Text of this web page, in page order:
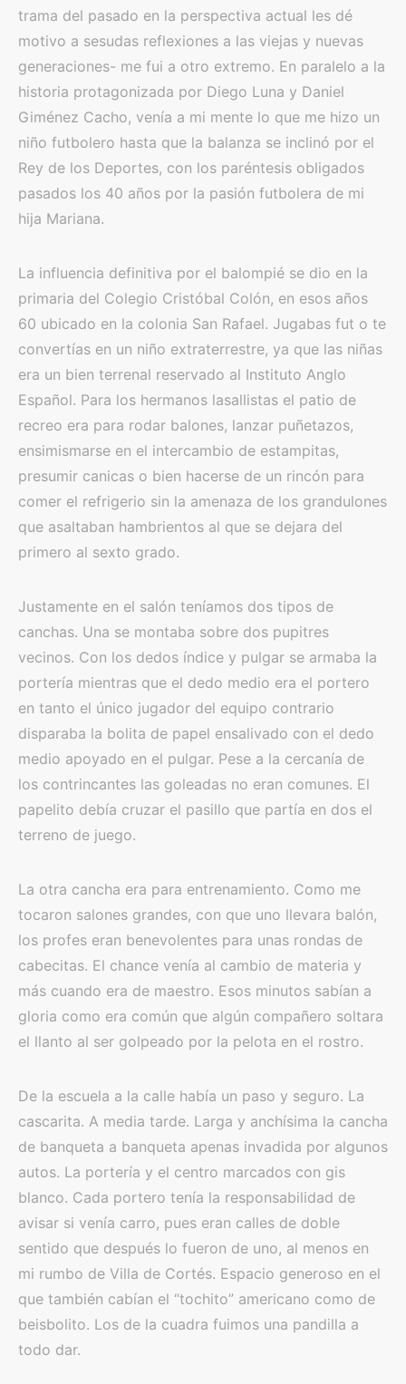
trama del pasado en la perspectiva actual les dé
motivo a sesudas reflexiones a las viejas y nuevas
generaciones- me fui a otro extremo. En paralelo a la
historia protagonizada por Diego Luna y Daniel
Giménez Cacho, venía a mi mente lo que me hizo un
niño futbolero hasta que la balanza se inclinó por el
Rey de los Deportes, con los paréntesis obligados
pasados los 40 años por la pasión futbolera de mi
hija Mariana.
La influencia definitiva por el balompié se dio en la
primaria del Colegio Cristóbal Colón, en esos años
60 ubicado en la colonia San Rafael. Jugabas fut o te
convertías en un niño extraterrestre, ya que las niñas
era un bien terrenal reservado al Instituto Anglo
Español. Para los hermanos lasallistas el patio de
recreo era para rodar balones, lanzar puñetazos,
ensimismarse en el intercambio de estampitas,
presumir canicas o bien hacerse de un rincón para
comer el refrigerio sin la amenaza de los grandulones
que asaltaban hambrientos al que se dejara del
primero al sexto grado.
Justamente en el salón teníamos dos tipos de
canchas. Una se montaba sobre dos pupitres
vecinos. Con los dedos índice y pulgar se armaba la
portería mientras que el dedo medio era el portero
en tanto el único jugador del equipo contrario
disparaba la bolita de papel ensalivado con el dedo
medio apoyado en el pulgar. Pese a la cercanía de
los contrincantes las goleadas no eran comunes. El
papelito debía cruzar el pasillo que partía en dos el
terreno de juego.
La otra cancha era para entrenamiento. Como me
tocaron salones grandes, con que uno llevara balón,
los profes eran benevolentes para unas rondas de
cabecitas. El chance venía al cambio de materia y
más cuando era de maestro. Esos minutos sabían a
gloria como era común que algún compañero soltara
el llanto al ser golpeado por la pelota en el rostro.
De la escuela a la calle había un paso y seguro. La
cascarita. A media tarde. Larga y anchísima la cancha
de banqueta a banqueta apenas invadida por algunos
autos. La portería y el centro marcados con gis
blanco. Cada portero tenía la responsabilidad de
avisar si venía carro, pues eran calles de doble
sentido que después lo fueron de uno, al menos en
mi rumbo de Villa de Cortés. Espacio generoso en el
que también cabían el “tochito” americano como de
beisbolito. Los de la cuadra fuimos una pandilla a
todo dar.